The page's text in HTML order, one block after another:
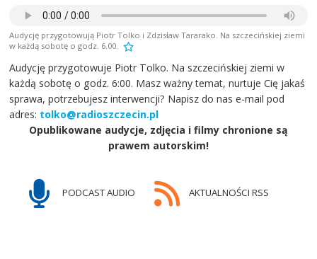
Audycję przygotowują Piotr Tolko i Zdzisław Tararako. Na szczecińskiej ziemi
w każdą sobotę o godz. 6.00.
Audycję przygotowuje Piotr Tolko. Na szczecińskiej ziemi w
każdą sobotę o godz. 6:00. Masz ważny temat, nurtuje Cię jakaś
sprawa, potrzebujesz interwencji? Napisz do nas e-mail pod
adres: tolko@radioszczecin.pl
Opublikowane audycje, zdjęcia i filmy chronione są
prawem autorskim!
PODCAST AUDIO AKTUALNOŚCI RSS